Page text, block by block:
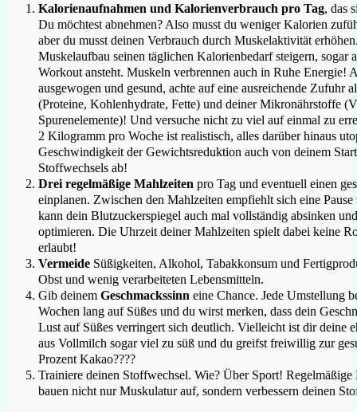
Kalorienaufnahmen und Kalorienverbrauch pro Tag, das
Du möchtest abnehmen? Also musst du weniger Kalorien
aber du musst deinen Verbrauch durch Muskelaktivität
Muskelaufbau seinen täglichen Kalorienbedarf steigern, sogar
Workout ansteht. Muskeln verbrennen auch in Ruhe Energie!
ausgewogen und gesund, achte auf eine ausreichende Zufuhr
(Proteine, Kohlenhydrate, Fette) und deiner Mikronährstoffe
Spurenelemente)! Und versuche nicht zu viel auf einmal zu
2 Kilogramm pro Woche ist realistisch, alles darüber hinaus
Geschwindigkeit der Gewichtsreduktion auch von deinem
Stoffwechsels ab!
Drei regelmäßige Mahlzeiten pro Tag und eventuell einen
einplanen. Zwischen den Mahlzeiten empfiehlt sich eine
kann dein Blutzuckerspiegel auch mal vollständig absinken
optimieren. Die Uhrzeit deiner Mahlzeiten spielt dabei keine
erlaubt!
Vermeide Süßigkeiten, Alkohol, Tabakkonsum und
Obst und wenig verarbeiteten Lebensmitteln.
Gib deinem Geschmackssinn eine Chance. Jede Umstellung
Wochen lang auf Süßes und du wirst merken, dass dein
Lust auf Süßes verringert sich deutlich. Vielleicht ist dir deine
aus Vollmilch sogar viel zu süß und du greifst freiwillig zur
Prozent Kakao????
Trainiere deinen Stoffwechsel. Wie? Über Sport!
bauen nicht nur Muskulatur auf, sondern verbessern deinen